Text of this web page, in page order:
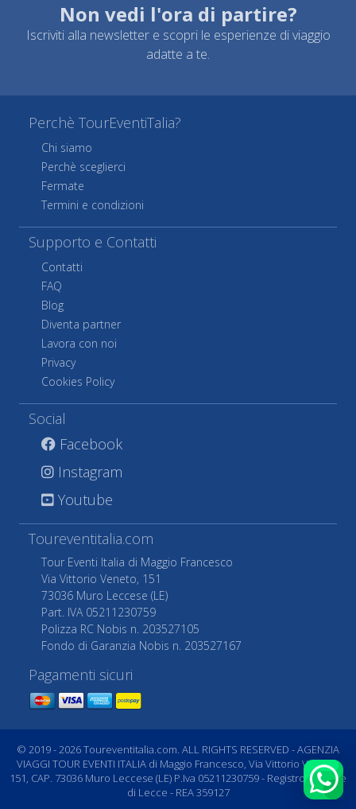
Non vedi l'ora di partire?
Iscriviti alla newsletter e scopri le esperienze di viaggio
adatte a te.
Perchè TourEventiTalia?
Chi siamo
Perchè sceglierci
Fermate
Termini e condizioni
Supporto e Contatti
Contatti
FAQ
Blog
Diventa partner
Lavora con noi
Privacy
Cookies Policy
Social
Facebook
Instagram
Youtube
Toureventitalia.com
Tour Eventi Italia di Maggio Francesco
Via Vittorio Veneto, 151
73036 Muro Leccese (LE)
Part. IVA 05211230759
Polizza RC Nobis n. 203527105
Fondo di Garanzia Nobis n. 203527167
Pagamenti sicuri
© 2019 - 2026 Toureventitalia.com. ALL RIGHTS RESERVED - AGENZIA
VIAGGI TOUR EVENTI ITALIA di Maggio Francesco, Via Vittorio Veneto,
151, CAP. 73036 Muro Leccese (LE) P.Iva 05211230759 - Registro Imprese
di Lecce - REA 359127